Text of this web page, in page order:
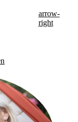
arrow-
right